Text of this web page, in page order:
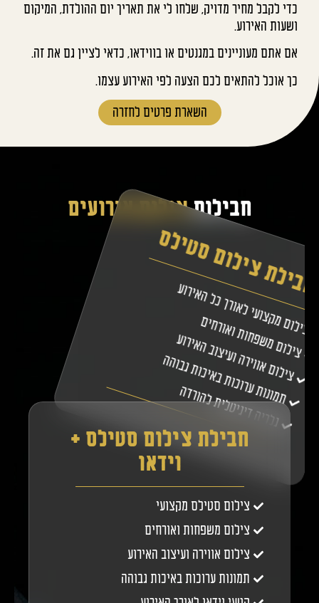
כדי לקבל מחיר מדויק, שלחו לי את תאריך יום ההולדת, המיקום
ושעות האירוע.
אם אתם מעוניינים במגנטים או בווידאו, כדאי לציין גם את זה.
כך אוכל להתאים לכם הצעה לפי האירוע עצמו.
השארת פרטים לחזרה
חבילותצילום אירועים
חבילת צילום סטילס
צילום מקצועי לאורך כל האירוע
צילום משפחות ואורחים
צילום אווירה ועיצוב האירוע
תמונות ערוכות באיכות גבוהה
גלריה דיגיטלית להורדה
חבילת צילום סטילס +
וידאו
צילום סטילס מקצועי
צילום משפחות ואורחים
צילום אווירה ועיצוב האירוע
תמונות ערוכות באיכות גבוהה